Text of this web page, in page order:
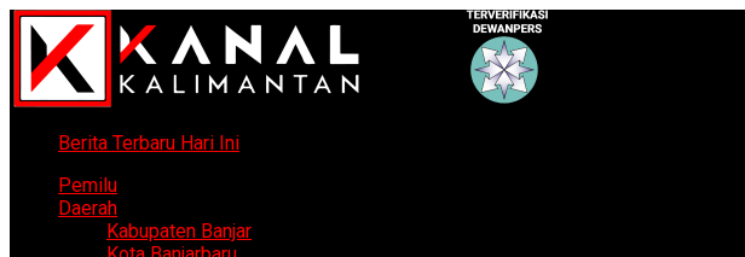
Berita Terbaru Hari Ini
Pemilu
Daerah
Kabupaten Banjar